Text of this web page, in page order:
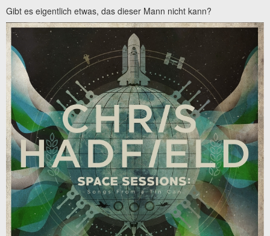
Gibt es eigentlich etwas, das dieser Mann nicht kann?